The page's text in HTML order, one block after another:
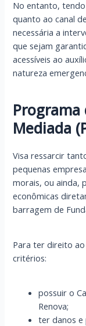
No entanto,
quanto ao canal
necessária a
que sejam
acessíveis ao
natureza
Programa
Mediada
Visa ressarcir
pequenas
morais, ou ainda,
econômicas
barragem de
Para ter direito
critérios:
possuir o
Renova;
ter danos e